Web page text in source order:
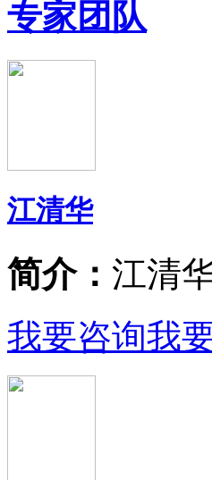
专家团队
江清华
简介： 江清
我要咨询我